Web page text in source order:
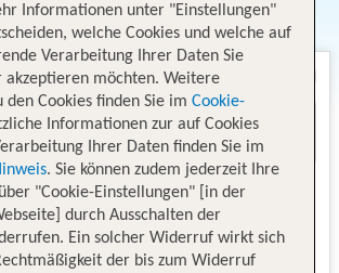
Informationen unter "Einstellungen"
welche Cookies und welche auf
Verarbeitung Ihrer Daten Sie
akzeptieren möchten. Weitere
den Cookies finden Sie im Cookie-
Informationen zur auf Cookies
Ihrer Daten finden Sie im
. Sie können zudem jederzeit Ihre
"Cookie-Einstellungen" [in der
durch Ausschalten der
Ein solcher Widerruf wirkt sich
der bis zum Widerruf